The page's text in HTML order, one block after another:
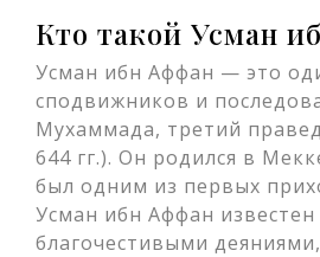
Кто такой Усман
Усман ибн Аффан — это
сподвижников и
Мухаммада, третий
644 гг.). Он родился в
был одним из первых
Усман ибн Аффан
благочестивыми